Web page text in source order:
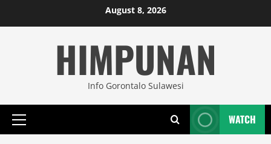
to
August 8, 2026
HIMPUNAN
Info Gorontalo Sulawesi
Primary
WATCH